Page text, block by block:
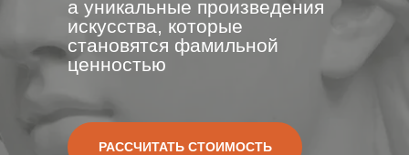
а уникальные произведения
искусства, которые
становятся фамильной
ценностью
РАССЧИТАТЬ СТОИМОСТЬ